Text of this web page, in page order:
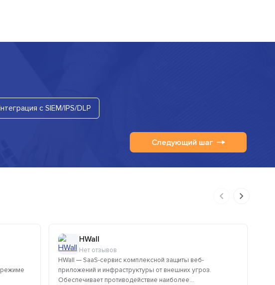
с SIEM/IPS/DLP
Следующий шаг
режиме
HWall
Нет отзывов
HWall — SaaS-сервис комплексной защиты веб-
приложений и инфраструктуры от внешних угроз.
Обеспечивает противодействие наиболее...